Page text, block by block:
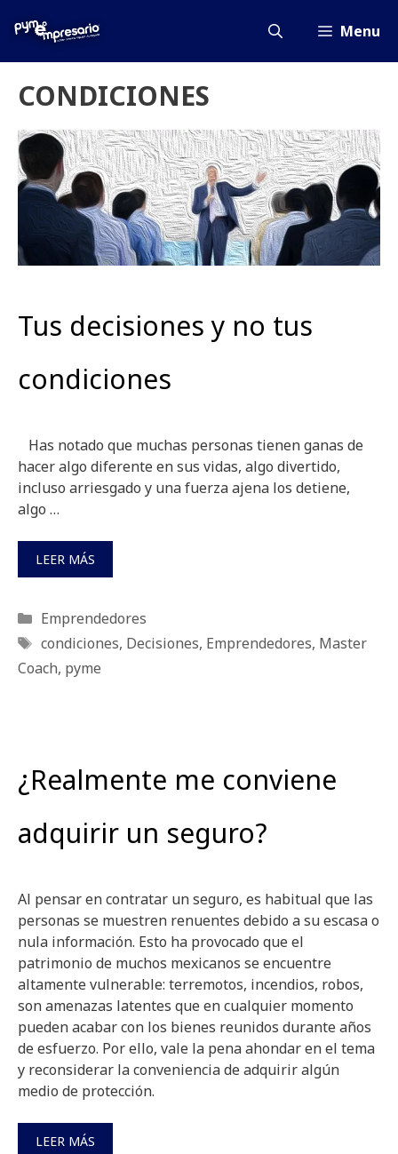
Menu
CONDICIONES
Tus decisiones y no tus
condiciones
Has notado que muchas personas tienen ganas de
hacer algo diferente en sus vidas, algo divertido,
incluso arriesgado y una fuerza ajena los detiene,
algo …
LEER MÁS
Categorías
Emprendedores
Etiquetas
condiciones, Decisiones, Emprendedores, Master
Coach, pyme
¿Realmente me conviene
adquirir un seguro?
Al pensar en contratar un seguro, es habitual que las
personas se muestren renuentes debido a su escasa o
nula información. Esto ha provocado que el
patrimonio de muchos mexicanos se encuentre
altamente vulnerable: terremotos, incendios, robos,
son amenazas latentes que en cualquier momento
pueden acabar con los bienes reunidos durante años
de esfuerzo. Por ello, vale la pena ahondar en el tema
y reconsiderar la conveniencia de adquirir algún
medio de protección.
LEER MÁS